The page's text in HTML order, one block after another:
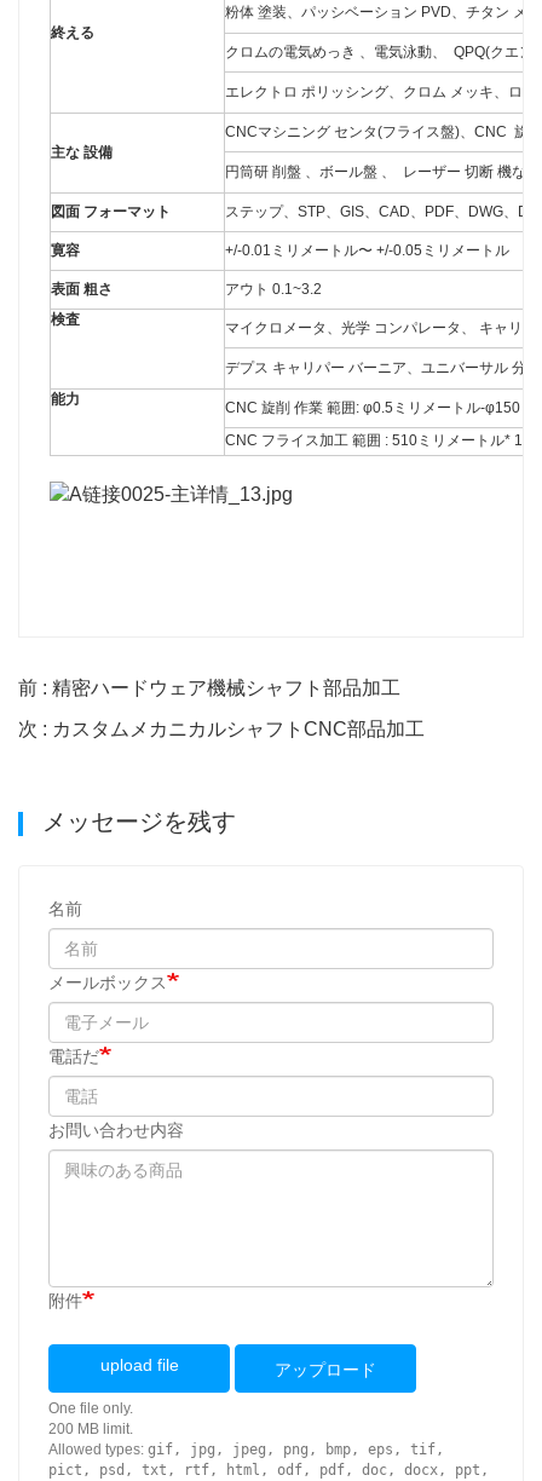
終える
粉体 塗装、パッシベーション PVD、チタン メ
クロムの電気めっき 、電気泳動、 QPQ(クエン
エレクトロ ポリッシング、クロム メッキ、ロ
主な 設備
CNCマシニング センタ(フライス盤)、CNC 旋
円筒研 削盤 、ボール盤 、 レーザー 切断 機など
図面 フォーマット ステップ、STP、GIS、CAD、PDF、DWG、
寛容 +/-0.01ミリメートル〜 +/-0.05ミリメートル
表面 粗さ
アウト 0.1~3.2
検査
マイクロメータ、光学 コンパレータ、 キャリ
デプス キャリパー バーニア、ユニバーサル 分
能力
CNC 旋削 作業 範囲: φ0.5ミリメートル-φ150ミ
CNC フライス加工 範囲 : 510ミリメートル*
前 : 精密ハードウェア機械シャフト部品加工
次 : カスタムメカニカルシャフトCNC部品加工
メッセージを残す
名前
メールボックス
電話だ
お問い合わせ内容
附件
upload file アップロード
One file only.
200 MB limit.
Allowed types: gif, jpg, jpeg, png, bmp, eps, tif,
pict, psd, txt, rtf, html, odf, pdf, doc, docx, ppt,